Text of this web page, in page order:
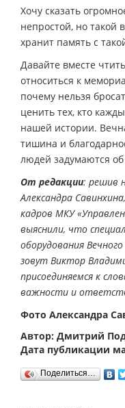
Хочу сказать
непростой, но такой
хранит память с
Давайте вместе
относиться к
почему нельзя
ценить тех, кто
нашей истории.
тишина и
людей задумаются об
От редакции: решив
Александра
кадров МКУ
выяснили, что
оборудования
зовут Виктор
присоединяемся к
важности и
Фото Александра
Автор: Дмитрий
Дата публикации
Поделиться…